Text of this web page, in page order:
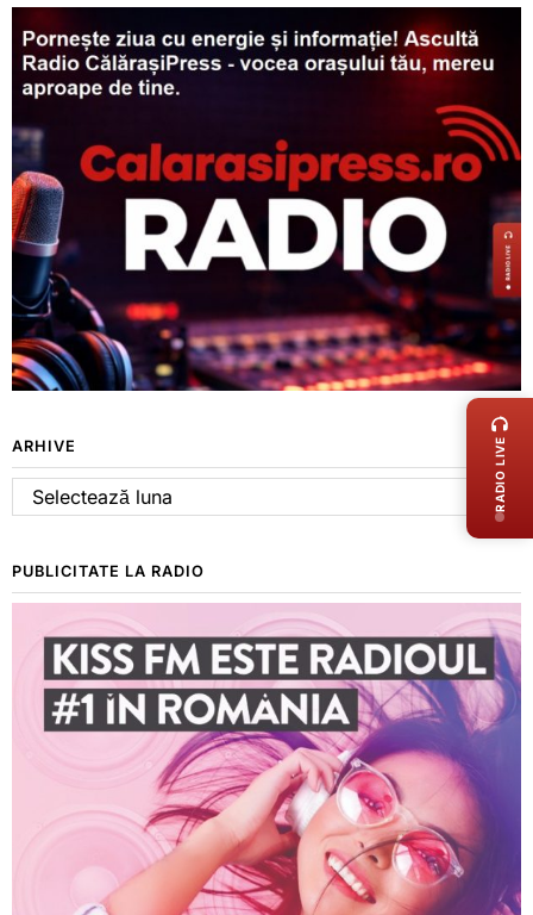
ARHIVE
Arhive
PUBLICITATE LA RADIO
LIVE
RADIO LIVE